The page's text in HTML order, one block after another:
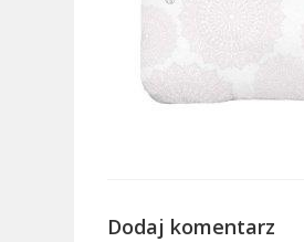
Dodaj komentarz